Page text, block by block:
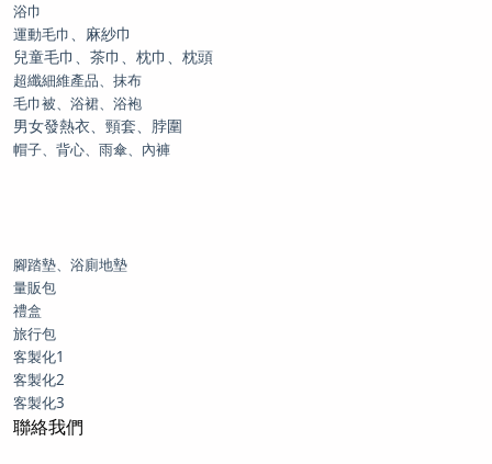
浴巾
運動毛巾、麻紗巾
兒童毛巾、茶巾、枕巾、枕頭
超纖細維產品、抹布
毛巾被、浴裙、浴袍
男女發熱衣、頸套、脖圍
帽子、背心、雨傘、內褲
腳踏墊、浴廁地墊
量販包
禮盒
旅行包
客製化1
客製化2
客製化3
聯絡我們